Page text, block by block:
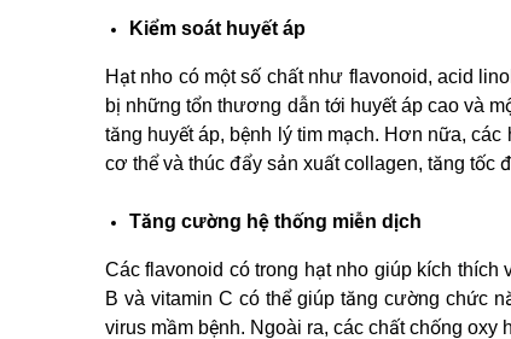
Kiểm soát huyết áp
Hạt nho có một số chất như flavonoid, acid
bị những tổn thương dẫn tới huyết áp cao và
tăng huyết áp, bệnh lý tim mạch. Hơn nữa,
cơ thể và thúc đẩy sản xuất collagen, tăng tốc
Tăng cường hệ thống miễn dịch
Các flavonoid có trong hạt nho giúp kích
B và vitamin C có thể giúp tăng cường chức
virus mầm bệnh. Ngoài ra, các chất chống